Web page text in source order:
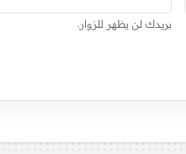
بريدك لن يظهر للزوار.